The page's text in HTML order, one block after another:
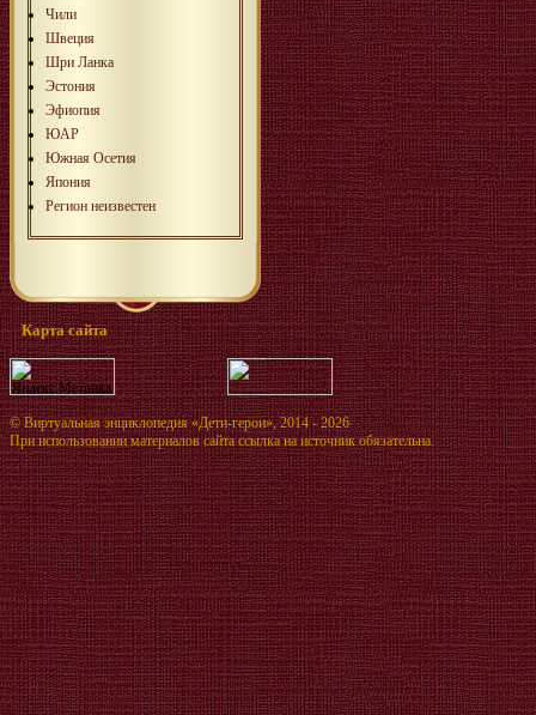
Чили
Швеция
Шри Ланка
Эстония
Эфиопия
ЮАР
Южная Осетия
Япония
Регион неизвестен
Карта сайта
©Виртуальная энциклопедия «Дети-герои», 2014 - 2026
При использовании материалов сайта ссылка на источник обязательна.